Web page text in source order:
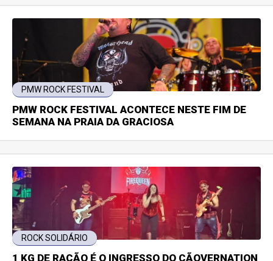
PMW ROCK FESTIVAL
PMW ROCK FESTIVAL ACONTECE NESTE FIM DE
SEMANA NA PRAIA DA GRACIOSA
ROCK SOLIDÁRIO
1 KG DE RAÇÃO É O INGRESSO DO CÃOVERNATION